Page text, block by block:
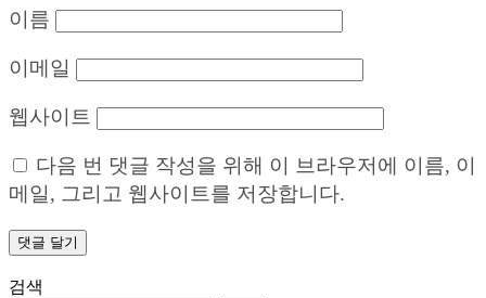
이름
이메일
웹사이트
다음 번 댓글 작성을 위해 이 브라우저에 이름, 이
메일, 그리고 웹사이트를 저장합니다.
검색